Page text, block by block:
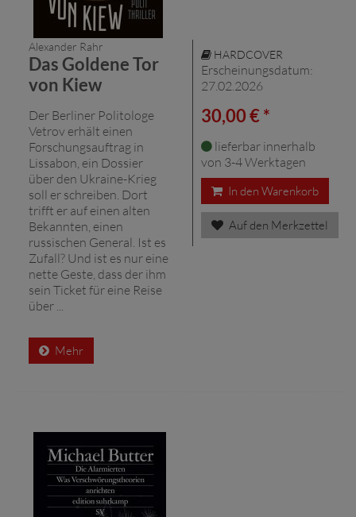
Alexander Rahr
Das Goldene Tor
von Kiew
Der Berliner Politologe
Vetrov erhält einen
Forschungsauftrag in
Lissabon, ein Dossier
über den Ukraine-Krieg
soll er schreiben. Dort
trifft er auf einen alten
Bekannten, einen
russischen General. Ist es
Zufall? Und ist es nur eine
nette Geste, dass der ihm
sein Ticket für eine Reise
über ...
Mehr
HARDCOVER
Erscheinungsdatum:
27.02.2026
30,00 € *
lieferbar innerhalb
von 3-4 Werktagen
In den Warenkorb
Auf den Merkzettel